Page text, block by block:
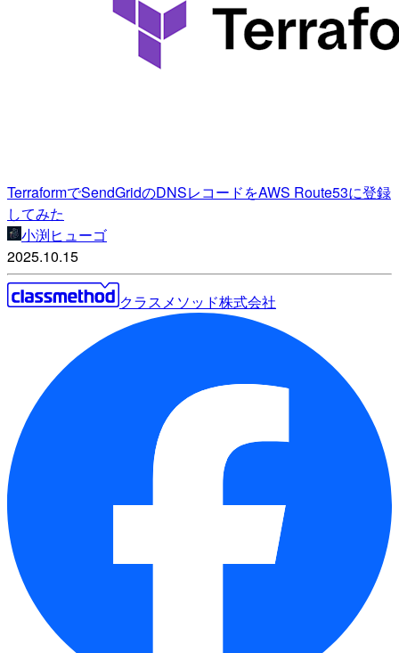
TerraformでSendGridのDNSレコードをAWS Route53に登録
してみた
小渕ヒューゴ
2025.10.15
クラスメソッド株式会社